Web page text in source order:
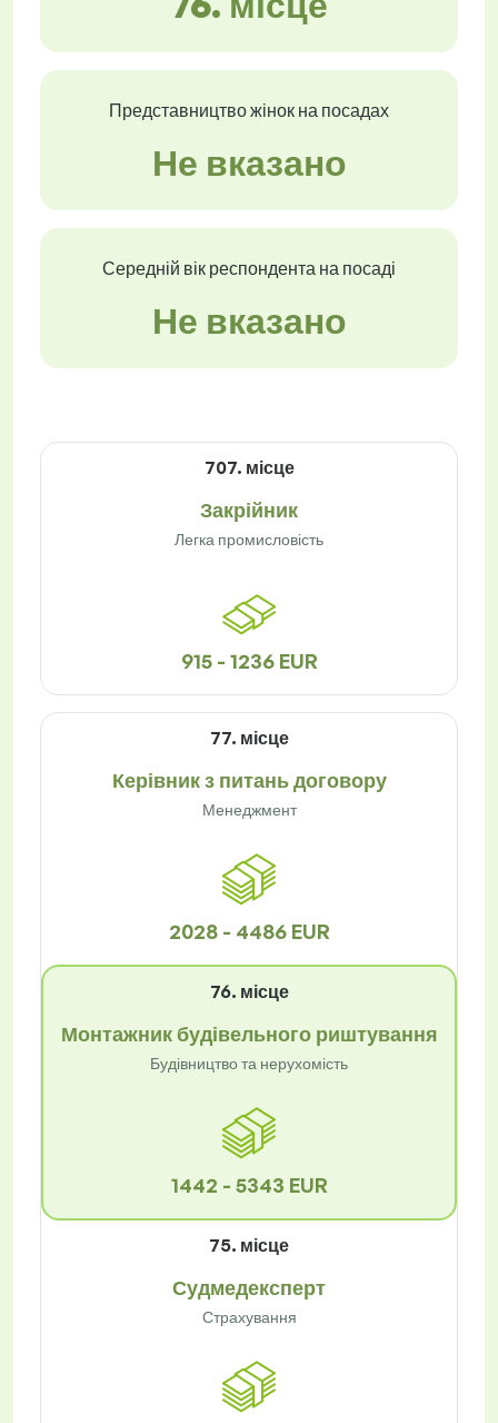
Представництво жінок на посадах
Не вказано
Середній вік респондента на посаді
Не вказано
707. місце
Закрійник
Легка промисловість
915 - 1236 EUR
77. місце
Керівник з питань договору
Менеджмент
2028 - 4486 EUR
76. місце
Монтажник будівельного риштування
Будівництво та нерухомість
1442 - 5343 EUR
75. місце
Судмедексперт
Страхування